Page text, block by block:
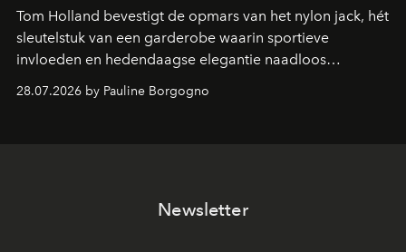
Tom Holland bevestigt de opmars van het nylon jack, hét
sleutelstuk van een garderobe waarin sportieve
invloeden en hedendaagse elegantie naadloos
samenkomen.
28.07.2026 by Pauline Borgogno
Newsletter